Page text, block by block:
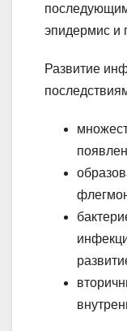
эпидермис и
Развитие